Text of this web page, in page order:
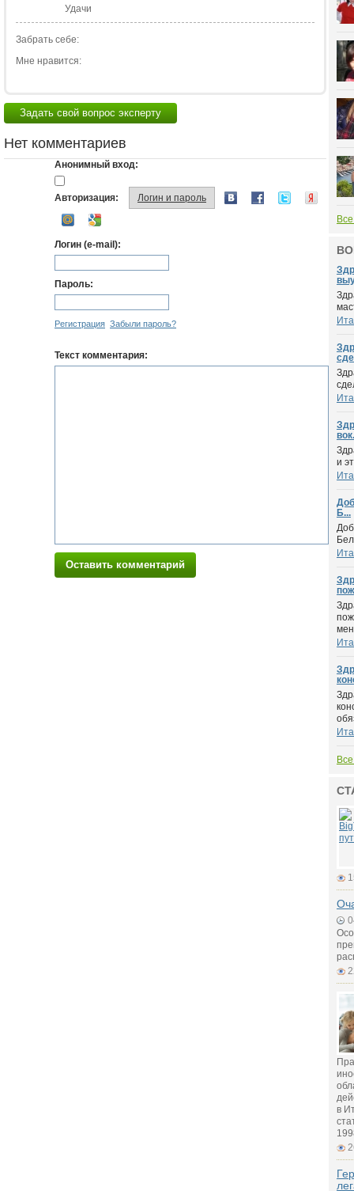
Удачи
Забрать себе:
Мне нравится:
Задать свой вопрос эксперту
Нет комментариев
Анонимный вход:
Авторизация: Логин и пароль
Логин (e-mail):
Пароль:
Регистрация Забыли пароль?
Текст комментария:
Оставить комментарий
и
Б...
в